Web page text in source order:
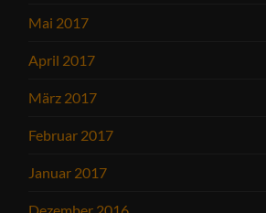
Mai 2017
April 2017
März 2017
Februar 2017
Januar 2017
Dezember 2016